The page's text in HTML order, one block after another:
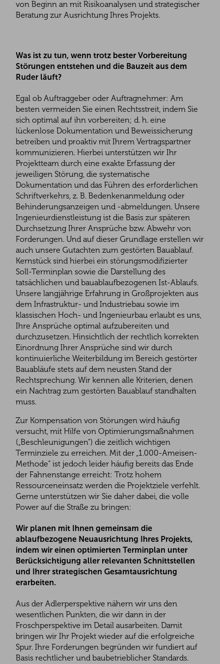
von Beginn an mit Risikoanalysen und strategischer
Beratung zur Ausrichtung Ihres Projekts.
Was ist zu tun, wenn trotz bester Vorbereitung
Störungen entstehen und die Bauzeit aus dem
Ruder läuft?
Egal ob Auftraggeber oder Auftragnehmer: Am
besten vermeiden Sie einen Rechtsstreit, indem Sie
sich optimal auf ihn vorbereiten; d. h. eine
lückenlose Dokumentation und Beweissicherung
betreiben und proaktiv mit Ihrem Vertragspartner
kommunizieren. Hierbei unterstützen wir Ihr
Projektteam durch eine exakte Erfassung der
jeweiligen Störung, die systematische
Dokumentation und das Führen des erforderlichen
Schriftverkehrs, z. B. Bedenkenanmeldung oder
Behinderungsanzeigen und -abmeldungen. Unsere
Ingenieurdienstleistung ist die Basis zur späteren
Durchsetzung Ihrer Ansprüche bzw. Abwehr von
Forderungen. Und auf dieser Grundlage erstellen wir
auch unsere Gutachten zum gestörten Bauablauf.
Kernstück sind hierbei ein störungsmodifizierter
Soll-Terminplan sowie die Darstellung des
tatsächlichen und bauablaufbezogenen Ist-Ablaufs.
Unsere langjährige Erfahrung in Großprojekten aus
dem Infrastruktur- und Industriebau sowie im
klassischen Hoch- und Ingenieurbau erlaubt es uns,
Ihre Ansprüche optimal aufzubereiten und
durchzusetzen. Hinsichtlich der rechtlich korrekten
Einordnung Ihrer Ansprüche sind wir durch
kontinuierliche Weiterbildung im Bereich gestörter
Bauabläufe stets auf dem neusten Stand der
Rechtsprechung. Wir kennen alle Kriterien, denen
ein Nachtrag zum gestörten Bauablauf standhalten
muss.
Zur Kompensation von Störungen wird häufig
versucht, mit Hilfe von Optimierungsmaßnahmen
(„Beschleunigungen“) die zeitlich wichtigen
Terminziele zu erreichen. Mit der „1.000-Ameisen-
Methode“ ist jedoch leider häufig bereits das Ende
der Fahnenstange erreicht: Trotz hohem
Ressourceneinsatz werden die Projektziele verfehlt.
Gerne unterstützen wir Sie daher dabei, die volle
Power auf die Straße zu bringen:
Wir planen mit Ihnen gemeinsam die
ablaufbezogene Neuausrichtung Ihres Projekts,
indem wir einen optimierten Terminplan unter
Berücksichtigung aller relevanten Schnittstellen
und Ihrer strategischen Gesamtausrichtung
erarbeiten.
Aus der Adlerperspektive nähern wir uns den
wesentlichen Punkten, die wir dann in der
Froschperspektive im Detail ausarbeiten. Damit
bringen wir Ihr Projekt wieder auf die erfolgreiche
Spur. Ihre Forderungen begründen wir fundiert auf
Basis rechtlicher und baubetrieblicher Standards.